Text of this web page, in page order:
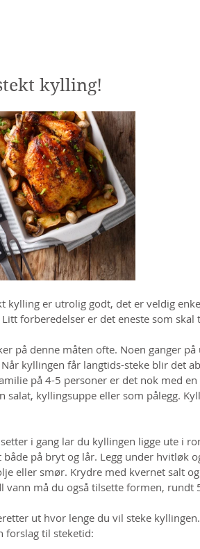
kylling!
kylling er utrolig godt, det er veldig
forberedelser er det eneste som skal
på denne måten ofte. Noen ganger
Når kyllingen får langtids-steke blir det
på 4-5 personer er det nok med
salat, kyllingsuppe eller som pålegg.
i gang lar du kyllingen ligge ute i
både på bryt og lår. Legg under hvitløk
eller smør. Krydre med kvernet salt
vann må du også tilsette formen, rundt
ut hvor lenge du vil steke
forslag til steketid: